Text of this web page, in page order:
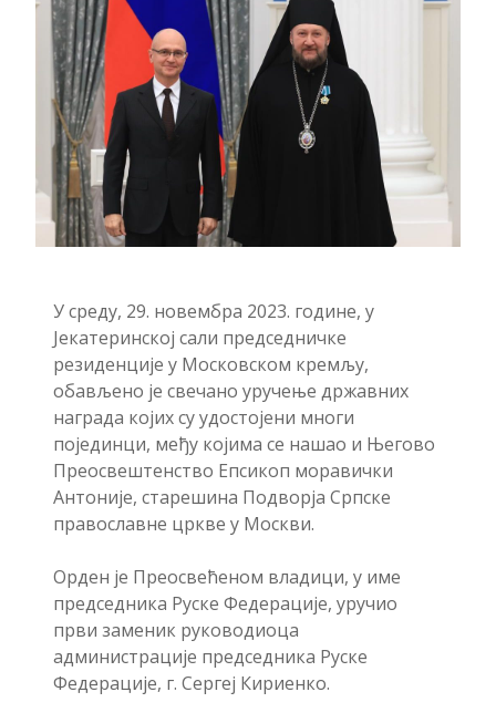
У среду, 29. новембра 2023. године, у
Јекатеринској сали председничке
резиденције у Московском кремљу,
обављено је свечано уручење државних
награда којих су удостојени многи
појединци, међу којима се нашао и Његово
Преосвештенство Епсикоп моравички
Антоније, старешина Подворја Српске
православне цркве у Москви.
Орден је Преосвећеном владици, у име
председника Руске Федерације, уручио
први заменик руководиоца
администрације председника Руске
Федерације, г. Сергеј Кириенко.